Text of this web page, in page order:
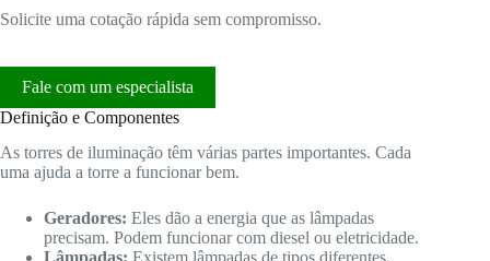
Solicite uma cotação rápida sem compromisso.
Fale com um especialista
Definição e Componentes
As torres de iluminação têm várias partes importantes. Cada
uma ajuda a torre a funcionar bem.
Geradores: Eles dão a energia que as lâmpadas
precisam. Podem funcionar com diesel ou eletricidade.